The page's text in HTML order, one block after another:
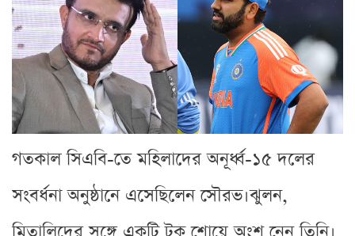
গতকাল সিএবি-তে মহিলাদের অনূর্ধ্ব-১৫ দলের
সংবর্ধনা অনুষ্ঠানে এসেছিলেন সৌরভ।ঝুলন,